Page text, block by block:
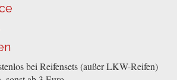
bei Reifensets (außer LKW-Reifen)